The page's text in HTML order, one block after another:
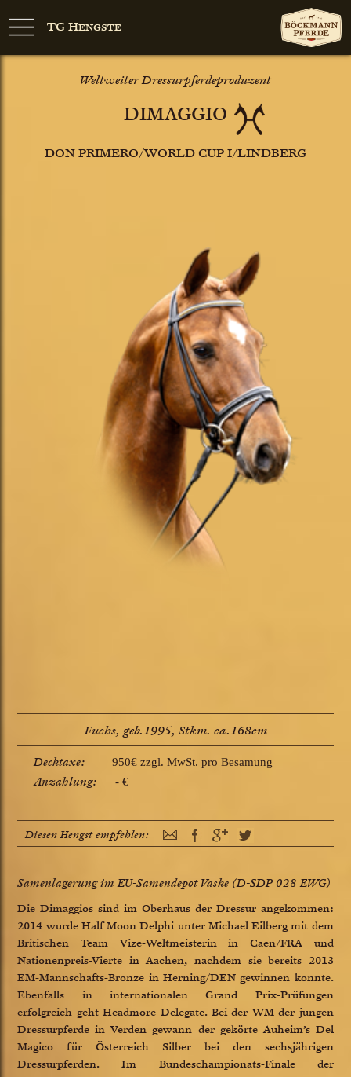
TG Hengste
Weltweiter Dressurpferdeproduzent
DIMAGGIO
DON PRIMERO/WORLD CUP I/LINDBERG
Fuchs, geb.1995, Stkm. ca.168cm
Decktaxe: 950€ zzgl. MwSt. pro Besamung
Anzahlung: - €
Diesen Hengst empfehlen:
Samenlagerung im EU-Samendepot Vaske (D-SDP 028 EWG)
Die Dimaggios sind im Oberhaus der Dressur angekommen:
2014 wurde Half Moon Delphi unter Michael Eilberg mit dem
Britischen Team Vize-Weltmeisterin in Caen/FRA und
Nationenpreis-Vierte in Aachen, nachdem sie bereits 2013
EM-Mannschafts-Bronze in Herning/DEN gewinnen konnte.
Ebenfalls in internationalen Grand Prix-Prüfungen
erfolgreich geht Headmore Delegate. Bei der WM der jungen
Dressurpferde in Verden gewann der gekörte Auheim’s Del
Magico für Österreich Silber bei den sechsjährigen
Dressurpferden. Im Bundeschampionats-Finale der